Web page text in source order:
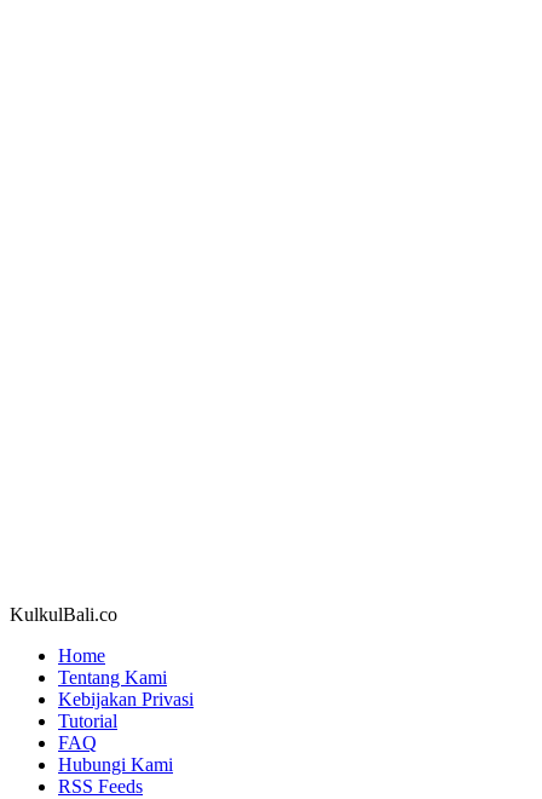
KulkulBali.co
Home
Tentang Kami
Kebijakan Privasi
Tutorial
FAQ
Hubungi Kami
RSS Feeds